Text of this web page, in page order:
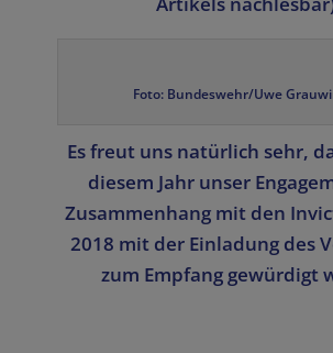
Foto: Bundeswehr/Uwe
Es freut uns natürlich sehr,
diesem Jahr unser
Zusammenhang mit den
2018 mit der Einladung des
zum Empfang gewürdigt